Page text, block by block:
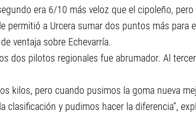
era 6/10 más veloz que el cipoleño,
permitió a Urcera sumar dos puntos más para
ventaja sobre Echevarría.
dos pilotos regionales fue abrumador. Al
kilos, pero cuando pusimos la goma nueva
clasificación y pudimos hacer la diferencia”,